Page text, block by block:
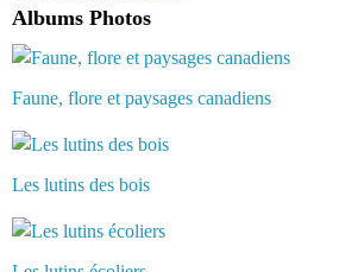
Albums Photos
Faune, flore et paysages canadiens
Les lutins des bois